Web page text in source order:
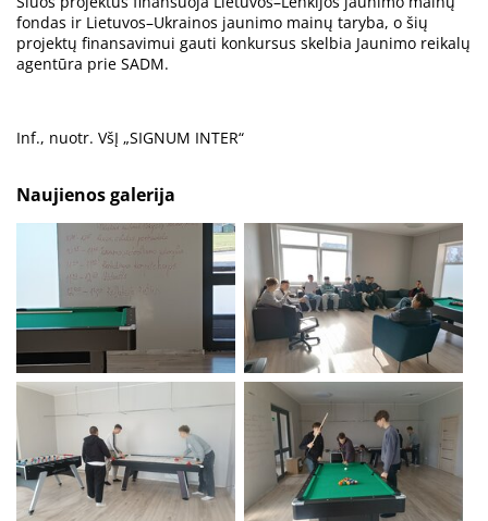
fondas ir Lietuvos–Ukrainos jaunimo mainų taryba, o šių
projektų finansavimui gauti konkursus skelbia Jaunimo reikalų
agentūra prie SADM.
Inf., nuotr. VšĮ „SIGNUM INTER“
Naujienos galerija